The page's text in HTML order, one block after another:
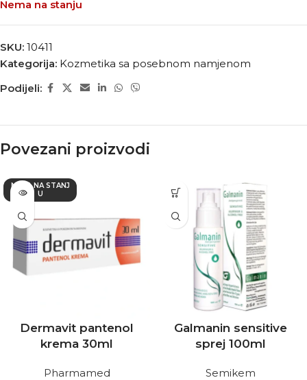
Nema na stanju
SKU: 10411
Kategorija: Kozmetika sa posebnom namjenom
Podijeli:
Povezani proizvodi
NEMA NA STANJ
U
Dermavit pantenol
krema 30ml
Pharmamed
Galmanin sensitive
sprej 100ml
Semikem